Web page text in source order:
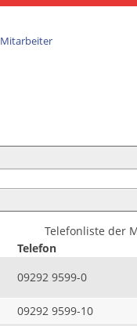
Mitarbeiter
Telefonliste der
Telefon
09292 9599-0
09292 9599-10